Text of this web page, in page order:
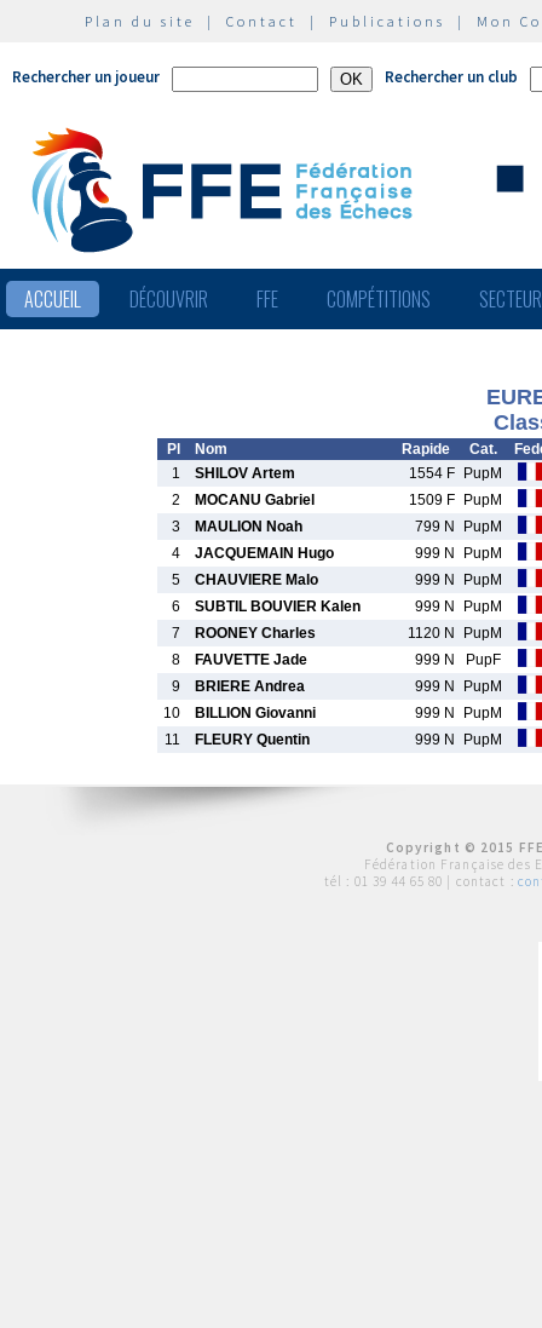
Plan du site | Contact | Publications | Mon
Rechercher un joueur Rechercher un club
ACCUEIL DÉCOUVRIR FFE COMPÉTITIONS
Pl Nom Rapide Cat.
1
SHILOV Artem 1554 F
PupM
2
MOCANU Gabriel 1509 F
PupM
3
MAULION Noah 799 N
PupM
4
JACQUEMAIN Hugo 999 N
PupM
5
CHAUVIERE Malo 999 N
PupM
6
SUBTIL BOUVIER Kalen 999 N
PupM
7
ROONEY Charles 1120 N
PupM
8
FAUVETTE Jade 999 N
PupF
9
BRIERE Andrea 999 N
PupM
10
BILLION Giovanni 999 N
PupM
11
FLEURY Quentin 999 N PupM
Copyright © 2015
Fédération Française des
tél : 01 39 44 65 80 | contact :